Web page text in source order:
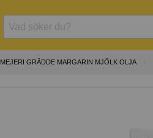
MEJERI GRÄDDE MARGARIN MJÖLK OLJA